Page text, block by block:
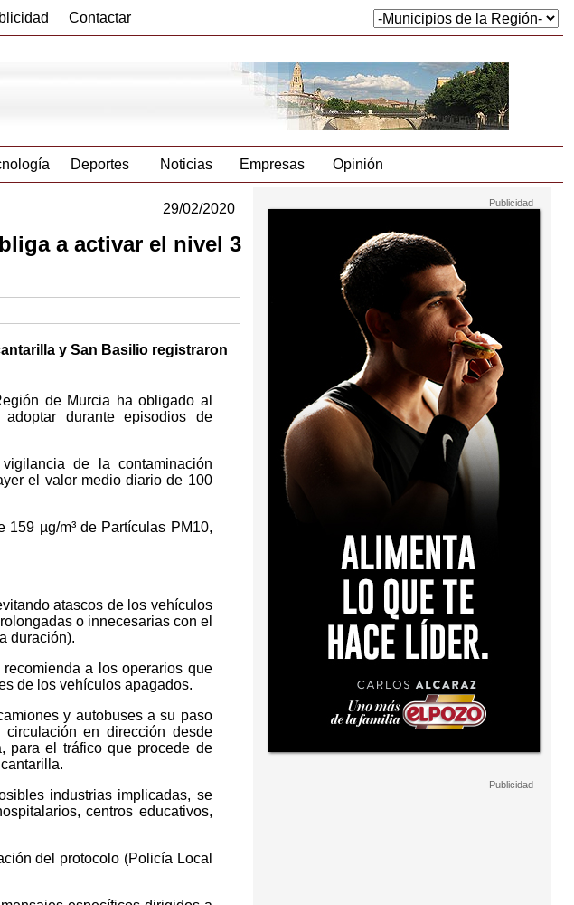
Contactar
Deportes Noticias Empresas Opinión
29/02/2020
a activar el nivel 3
y San Basilio registraron
de Murcia ha obligado al
durante episodios de
de la contaminación
el valor medio diario de 100
µg/m³ de Partículas PM10,
atascos de los vehículos
o innecesarias con el
duración).
a los operarios que
de los vehículos apagados.
y autobuses a su paso
en dirección desde
para el tráfico que procede de
industrias implicadas, se
centros educativos,
del protocolo (Policía Local